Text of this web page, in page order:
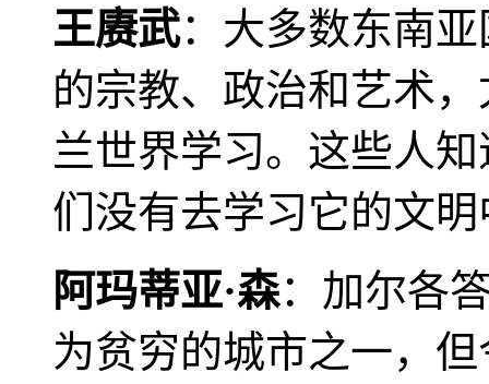
王赓武：大多数东南
的宗教、政治和艺术
兰世界学习。这些人
们没有去学习它的文
阿玛蒂亚·森：加尔各
为贫穷的城市之一，